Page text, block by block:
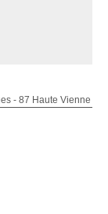
- 87 Haute Vienne